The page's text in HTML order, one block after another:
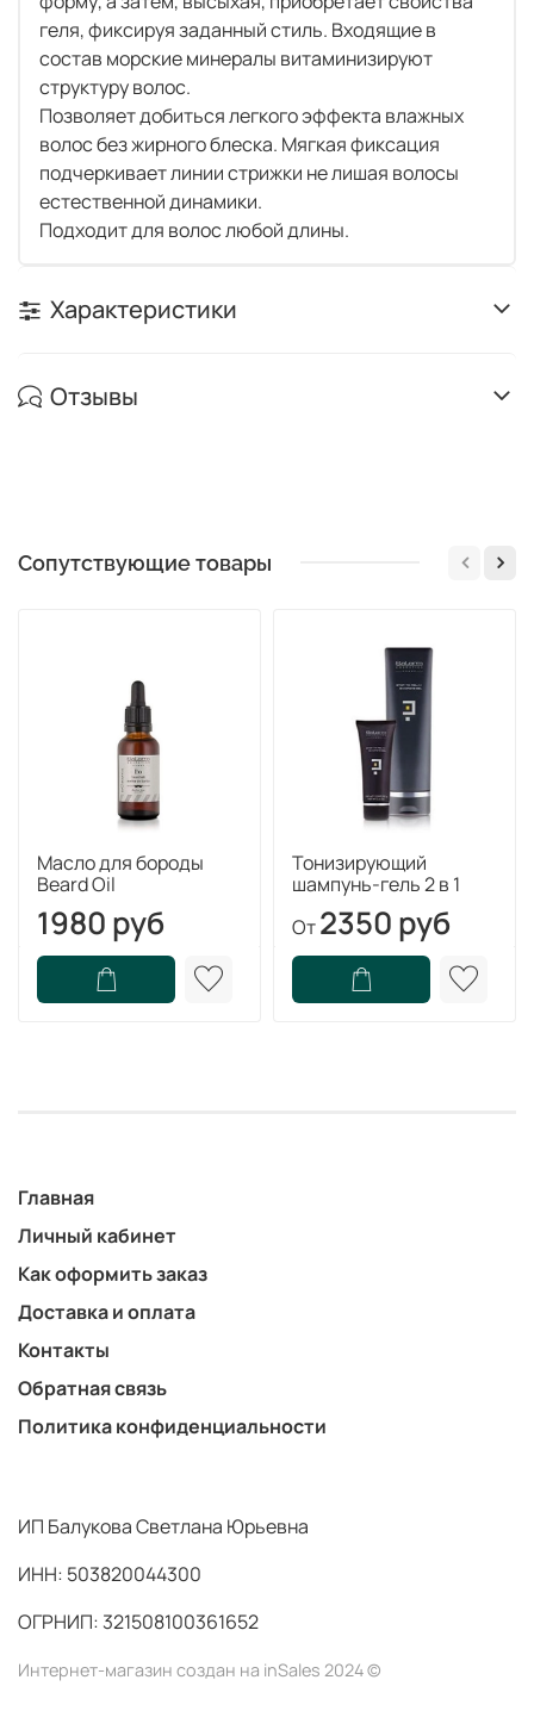
геля, фиксируя заданный стиль. Входящие в
состав морские минералы витаминизируют
структуру волос.
Позволяет добиться легкого эффекта влажных
волос без жирного блеска. Мягкая фиксация
подчеркивает линии стрижки не лишая волосы
естественной динамики.
Подходит для волос любой длины.
Характеристики
Отзывы
Сопутствующие товары
Масло для бороды
Beard Oil
1980 руб
Тонизирующий
шампунь-гель 2 в 1
От2350 руб
Главная
Личный кабинет
Как оформить заказ
Доставка и оплата
Контакты
Обратная связь
Политика конфиденциальности
ИП Балукова Светлана Юрьевна
ИНН: 503820044300
ОГРНИП: 321508100361652
Интернет-магазин создан на inSales 2024 ©